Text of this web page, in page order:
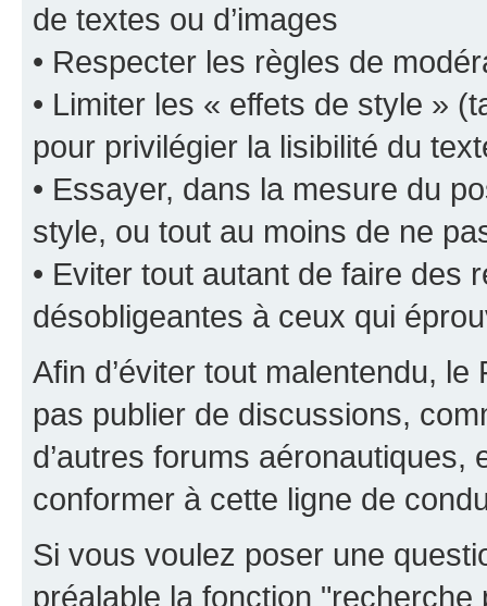
de textes ou d’images
• Respecter les règles de
• Limiter les « effets de style »
pour privilégier la lisibilité du
• Essayer, dans la mesure du
style, ou tout au moins de ne
• Eviter tout autant de faire des
désobligeantes à ceux qui
Afin d’éviter tout malentendu,
pas publier de discussions,
d’autres forums
conformer à cette ligne de
Si vous voulez poser une
préalable la fonction